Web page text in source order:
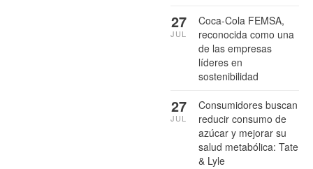
Coca-Cola FEMSA,
reconocida como una
de las empresas
líderes en
sostenibilidad
27
JUL
Consumidores buscan
reducir consumo de
azúcar y mejorar su
salud metabólica: Tate
& Lyle
27
JUL